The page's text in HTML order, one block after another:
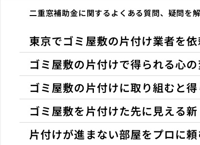
二重窓補助金に関するよくある質問、疑問を
東京でゴミ屋敷の片付け業者を
ゴミ屋敷の片付けで得られる心
ゴミ屋敷の片付けに取り組むと
ゴミ屋敷を片付けた先に見える
片付けが進まない部屋をプロに